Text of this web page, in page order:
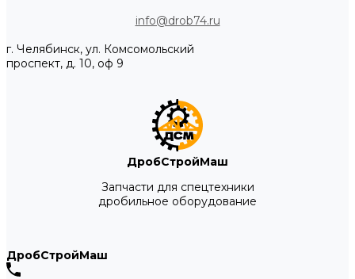
info@drob74.ru
г. Челябинск, ул. Комсомольский
проспект, д. 10, оф 9
ДробСтройМаш
Запчасти для спецтехники
дробильное оборудование
ДробСтройМаш